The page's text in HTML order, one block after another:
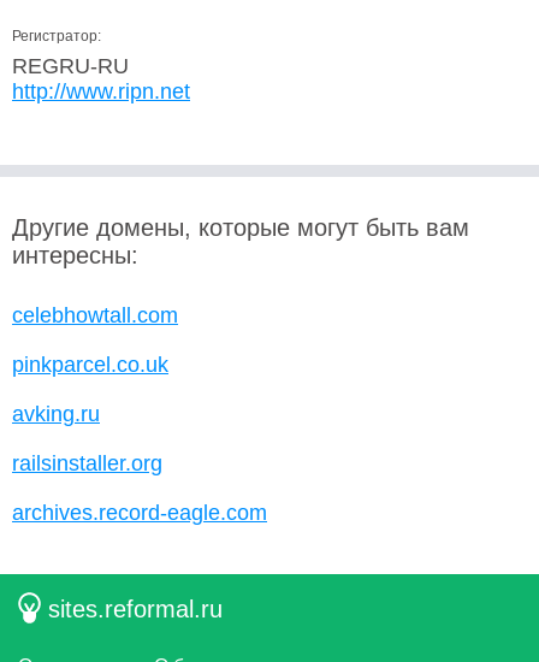
Регистратор:
REGRU-RU
http://www.ripn.net
Другие домены, которые могут быть вам
интересны:
celebhowtall.com
pinkparcel.co.uk
avking.ru
railsinstaller.org
archives.record-eagle.com
sites.reformal.ru